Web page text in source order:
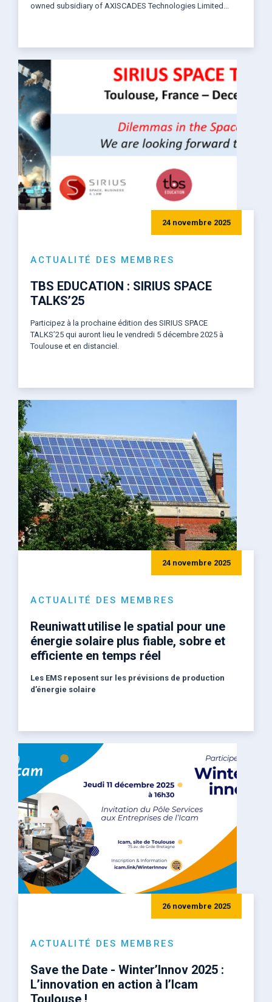
owned subsidiary of AXISCADES Technologies Limited...
24 novembre 2025
ACTUALITÉ DES MEMBRES
TBS EDUCATION : SIRIUS SPACE
TALKS’25
Participez à la prochaine édition des SIRIUS SPACE
TALKS’25 qui auront lieu le vendredi 5 décembre 2025 à
Toulouse et en distanciel.
24 novembre 2025
ACTUALITÉ DES MEMBRES
Reuniwatt utilise le spatial pour une
énergie solaire plus fiable, sobre et
efficiente en temps réel
Les EMS reposent sur les prévisions de production
d’énergie solaire
26 novembre 2025
ACTUALITÉ DES MEMBRES
Save the Date - Winter’Innov 2025 :
L’innovation en action à l’Icam
Toulouse !